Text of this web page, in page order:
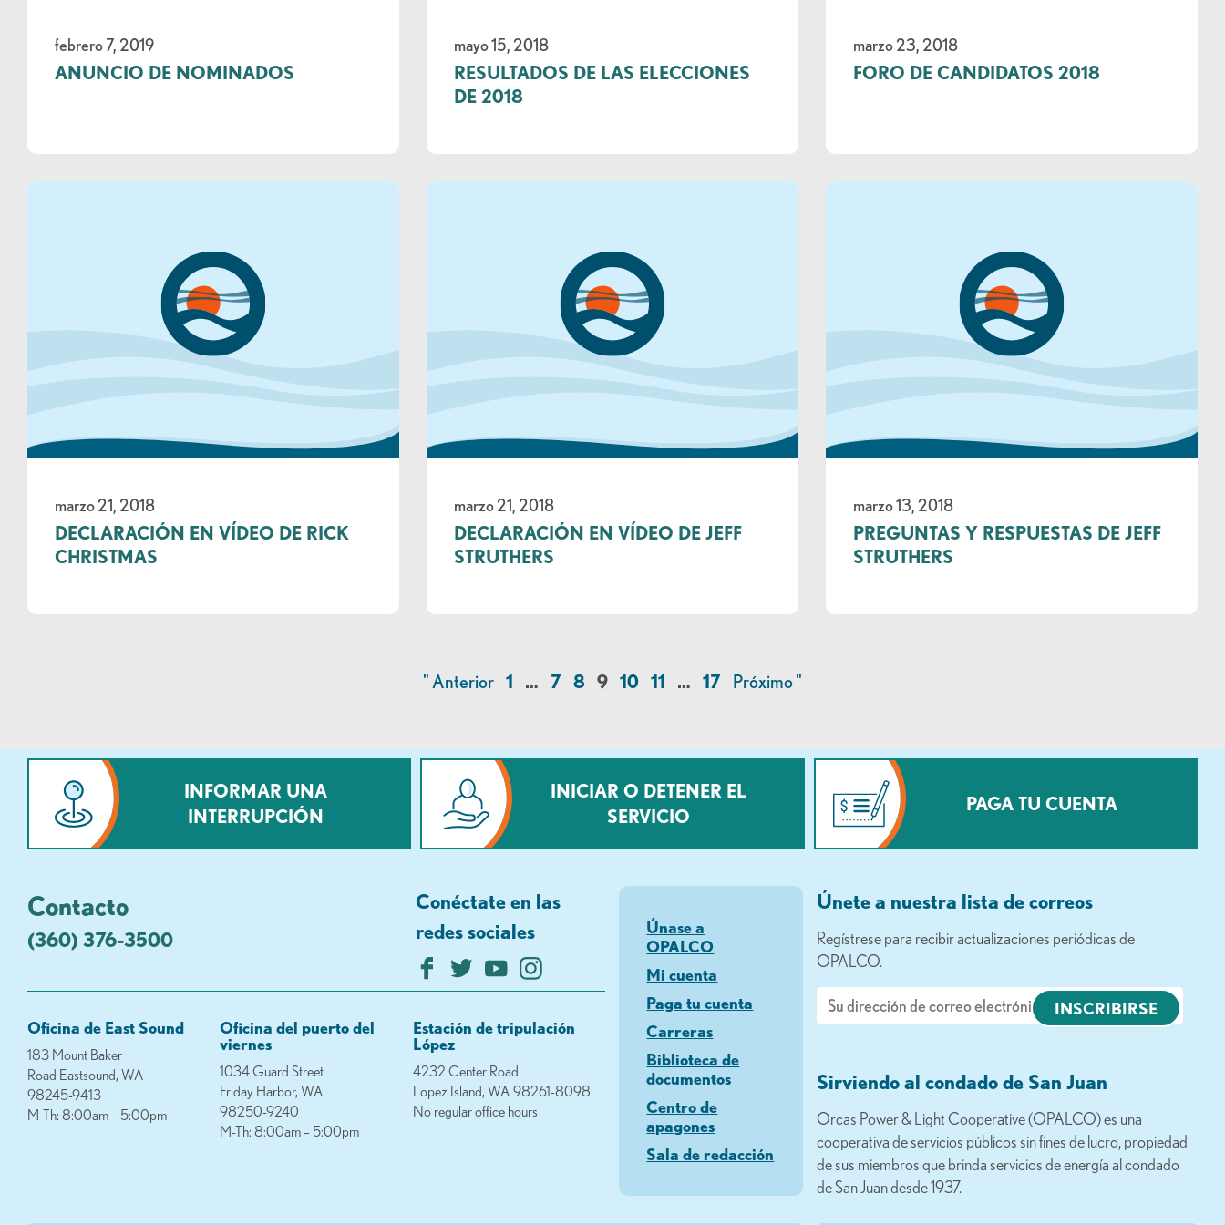
febrero 7, 2019
ANUNCIO DE NOMINADOS
mayo 15, 2018
RESULTADOS DE LAS ELECCIONES
DE 2018
marzo 23, 2018
FORO DE CANDIDATOS 2018
marzo 21, 2018
DECLARACIÓN EN VÍDEO DE RICK
CHRISTMAS
marzo 21, 2018
DECLARACIÓN EN VÍDEO DE JEFF
STRUTHERS
marzo 13, 2018
PREGUNTAS Y RESPUESTAS DE JEFF
STRUTHERS
" Anterior 1 … 7 8 9 10 11 … 17 Próximo "
INFORMAR UNA
INTERRUPCIÓN
INICIAR O DETENER EL
SERVICIO
PAGA TU CUENTA
Contacto
(360) 376-3500
Conéctate en las
redes sociales
Oficina de East Sound
183 Mount Baker
Road Eastsound, WA
98245-9413
M-Th: 8:00am – 5:00pm
Oficina del puerto del
viernes
1034 Guard Street
Friday Harbor, WA
98250-9240
M-Th: 8:00am – 5:00pm
Estación de tripulación
López
4232 Center Road
Lopez Island, WA 98261-8098
No regular office hours
Únase a
OPALCO
Mi cuenta
Paga tu cuenta
Carreras
Biblioteca de
documentos
Centro de
apagones
Sala de redacción
Únete a nuestra lista de correos
Regístrese para recibir actualizaciones periódicas de
OPALCO.
Correo
electrónico
Sirviendo al condado de San Juan
Orcas Power & Light Cooperative (OPALCO) es una
cooperativa de servicios públicos sin fines de lucro, propiedad
de sus miembros que brinda servicios de energía al condado
de San Juan desde 1937.